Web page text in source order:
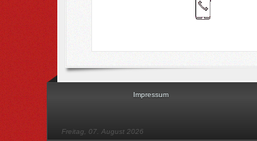
Impressum
Freitag, 07. August 2026